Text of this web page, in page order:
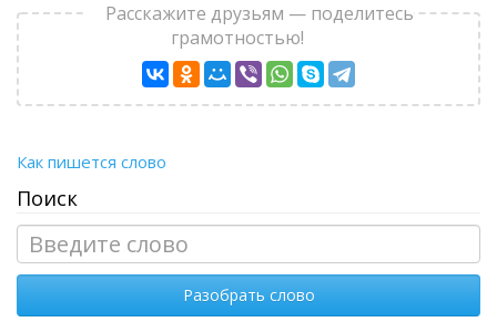
Расскажите друзьям — поделитесь
грамотностью!
Как пишется слово
Поиск
Разобрать слово